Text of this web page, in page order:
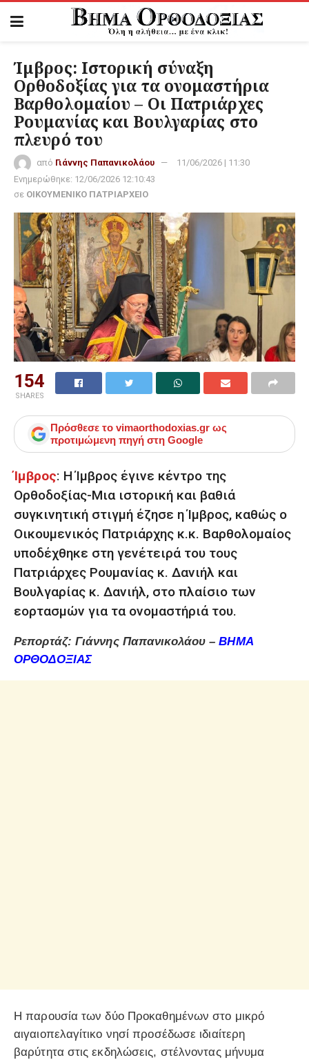
Ίμβρος: Ιστορική σύναξη
Ορθοδοξίας για τα ονομαστήρια
Βαρθολομαίου – Οι Πατριάρχες
Ρουμανίας και Βουλγαρίας στο
πλευρό του
από Γιάννης Παπανικολάου
11/06/2026 | 11:30
Ενημερώθηκε: 12/06/2026 12:10:43
σε ΟΙΚΟΥΜΕΝΙΚΟ ΠΑΤΡΙΑΡΧΕΙΟ
154
SHARES
Πρόσθεσε το vimaorthodoxias.gr ως
προτιμώμενη πηγή στη Google
Ίμβρος: Η Ίμβρος έγινε κέντρο της
Ορθοδοξίας-Μια ιστορική και βαθιά
συγκινητική στιγμή έζησε η Ίμβρος, καθώς ο
Οικουμενικός Πατριάρχης κ.κ. Βαρθολομαίος
υποδέχθηκε στη γενέτειρά του τους
Πατριάρχες Ρουμανίας κ. Δανιήλ και
Βουλγαρίας κ. Δανιήλ, στο πλαίσιο των
εορτασμών για τα ονομαστήριά του.
Ρεπορτάζ: Γιάννης Παπανικολάου – ΒΗΜΑ
ΟΡΘΟΔΟΞΙΑΣ
Η παρουσία των δύο Προκαθημένων στο μικρό
αιγαιοπελαγίτικο νησί προσέδωσε ιδιαίτερη
βαρύτητα στις εκδηλώσεις, στέλνοντας μήνυμα